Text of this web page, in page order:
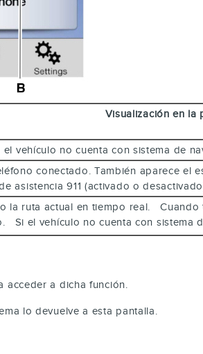
Visualización en la
vehículo no cuenta con sistema de
conectado. También aparece el
asistencia 911 (activado o
la ruta actual en tiempo real.
Si el vehículo no cuenta con sistema
acceder a dicha función.
lo devuelve a esta pantalla.